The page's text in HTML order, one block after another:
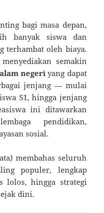
bagi masa depan,
banyak siswa dan
terhambat oleh biaya.
semakin
negeriyang dapat
jenjang — mulai
S1, hingga jenjang
ini ditawarkan
pendidikan,
sosial.
membahas seluruh
populer, lengkap
lolos, hingga strategi
dini.